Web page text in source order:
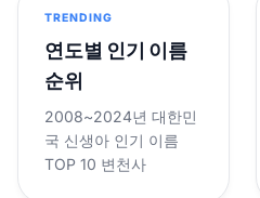
TRENDING
연도별 인기 이름
순위
2008~2024년 대한민
국 신생아 인기 이름
TOP 10 변천사